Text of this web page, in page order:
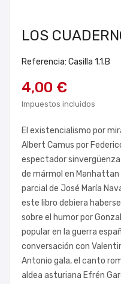
LOS
Referencia: Casilla 1.1.B
4,00 €
Impuestos incluidos
El existencialismo por
Albert Camus por
espectador
de mármol en
parcial de José María
este libro debiera
sobre el humor por
popular en la guerra
conversación con
Antonio gala, el canto
aldea asturiana Efrén